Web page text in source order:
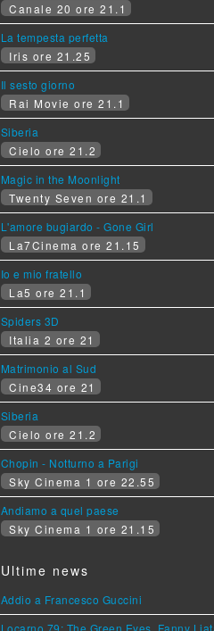
Canale 20 ore 21.1
La tempesta perfetta
Iris ore 21.25
Il sesto giorno
Rai Movie ore 21.1
Siberia
Cielo ore 21.2
Magic in the Moonlight
Twenty Seven ore 21.1
L'amore bugiardo - Gone Girl
La7Cinema ore 21.15
Io e mio fratello
La5 ore 21.1
Spiders 3D
Italia 2 ore 21
Matrimonio al Sud
Cine34 ore 21
Siberia
Cielo ore 21.2
Chopin - Notturno a Parigi
Sky Cinema 1 ore 22.55
Andiamo a quel paese
Sky Cinema 1 ore 21.15
Ultime news
Addio a Francesco Guccini